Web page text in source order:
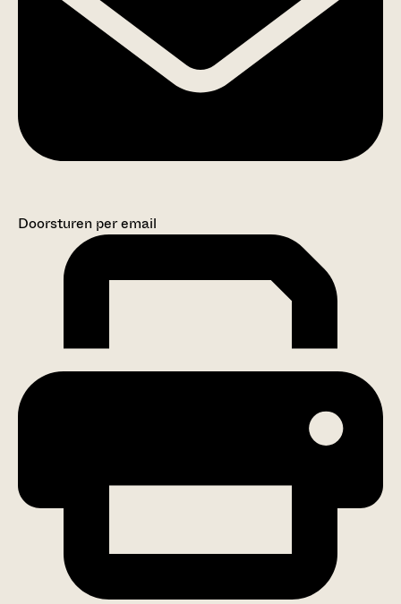
Doorsturen per email